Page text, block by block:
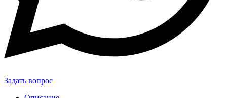
Задать вопрос